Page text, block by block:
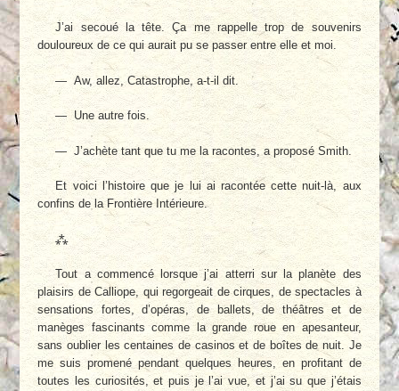
J’ai secoué la tête. Ça me rappelle trop de souvenirs
douloureux de ce qui aurait pu se passer entre elle et moi.
— Aw, allez, Catastrophe, a-t-il dit.
— Une autre fois.
— J’achète tant que tu me la racontes, a proposé Smith.
Et voici l’histoire que je lui ai racontée cette nuit-là, aux
confins de la Frontière Intérieure.
⁂
Tout a commencé lorsque j’ai atterri sur la planète des
plaisirs de Calliope, qui regorgeait de cirques, de spectacles à
sensations fortes, d’opéras, de ballets, de théâtres et de
manèges fascinants comme la grande roue en apesanteur,
sans oublier les centaines de casinos et de boîtes de nuit. Je
me suis promené pendant quelques heures, en profitant de
toutes les curiosités, et puis je l’ai vue, et j’ai su que j’étais